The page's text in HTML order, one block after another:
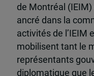
de Montréal (IEIM)
ancré dans la
activités de l’IEIM
mobilisent tant le
représentants
diplomatique que